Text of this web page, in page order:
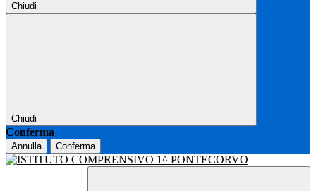
Chiudi
Chiudi
Conferma
Annulla Conferma